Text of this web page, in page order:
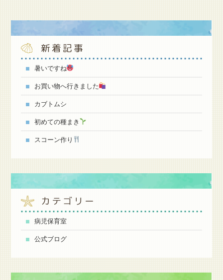
新着記事
暑いですね
お買い物へ行きました
カブトムシ
初めての種まき
スコーン作り
カテゴリー
病児保育室
公式ブログ